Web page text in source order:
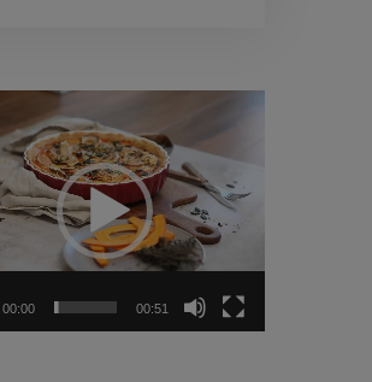
00:00 00:51